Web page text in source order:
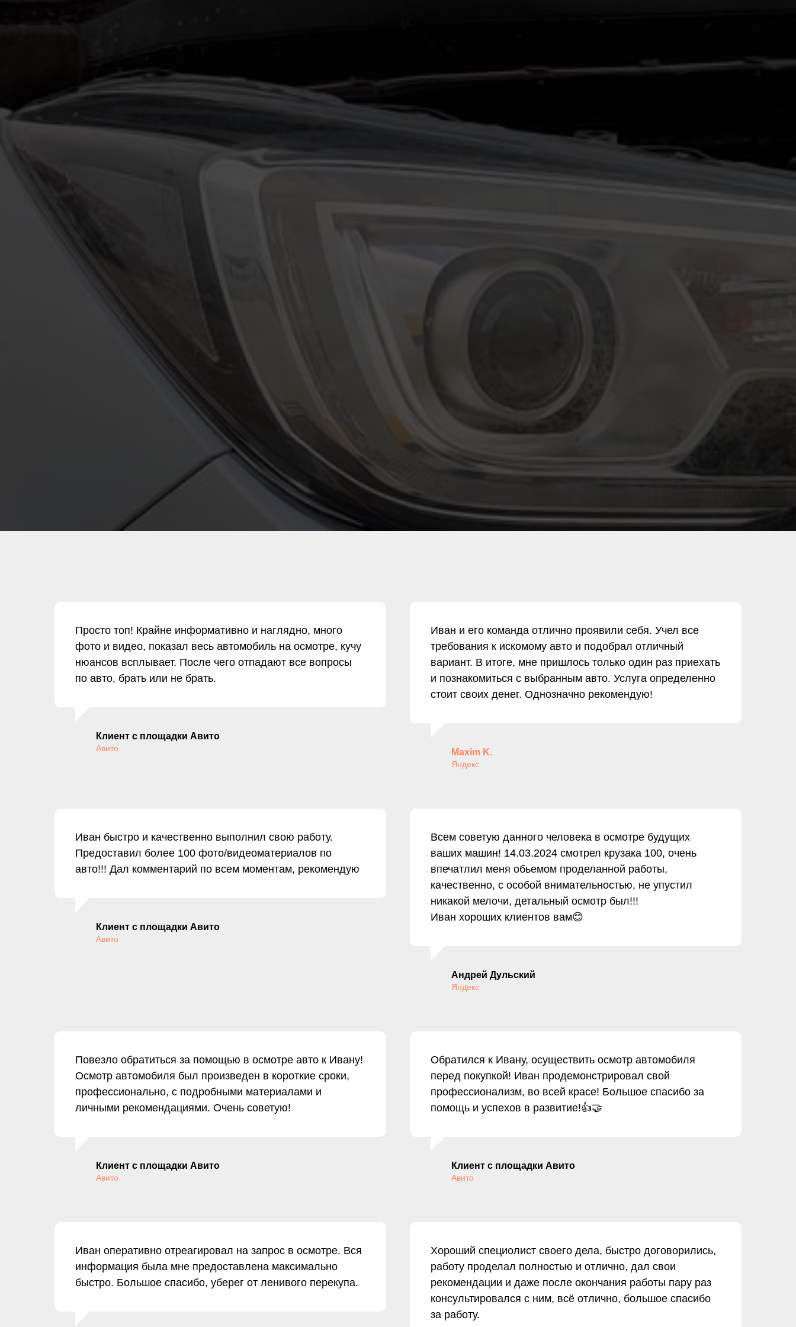
Просто топ! Крайне информативно и наглядно, много
фото и видео, показал весь автомобиль на осмотре, кучу
нюансов всплывает. После чего отпадают все вопросы
по авто, брать или не брать.
Клиент с площадки Авито
Авито
Иван и его команда отлично проявили себя. Учел все
требования к искомому авто и подобрал отличный
вариант. В итоге, мне пришлось только один раз приехать
и познакомиться с выбранным авто. Услуга определенно
стоит своих денег. Однозначно рекомендую!
Maxim K.
Яндекс
Иван быстро и качественно выполнил свою работу.
Предоставил более 100 фото/видеоматериалов по
авто!!! Дал комментарий по всем моментам, рекомендую
Клиент с площадки Авито
Авито
Всем советую данного человека в осмотре будущих
ваших машин! 14.03.2024 смотрел крузака 100, очень
впечатлил меня обьемом проделанной работы,
качественно, с особой внимательностью, не упустил
никакой мелочи, детальный осмотр был!!!
Иван хороших клиентов вам😊
Андрей Дульский
Яндекс
Повезло обратиться за помощью в осмотре авто к Ивану!
Осмотр автомобиля был произведен в короткие сроки,
профессионально, с подробными материалами и
личными рекомендациями. Очень советую!
Клиент с площадки Авито
Авито
Обратился к Ивану, осуществить осмотр автомобиля
перед покупкой! Иван продемонстрировал свой
профессионализм, во всей красе! Большое спасибо за
помощь и успехов в развитие!👍🤝
Клиент с площадки Авито
Авито
Иван оперативно отреагировал на запрос в осмотре. Вся
информация была мне предоставлена максимально
быстро. Большое спасибо, уберег от ленивого перекупа.
Хороший специолист своего дела, быстро договорились,
работу проделал полностью и отлично, дал свои
рекомендации и даже после окончания работы пару раз
консультировался с ним, всё отлично, большое спасибо
за работу.